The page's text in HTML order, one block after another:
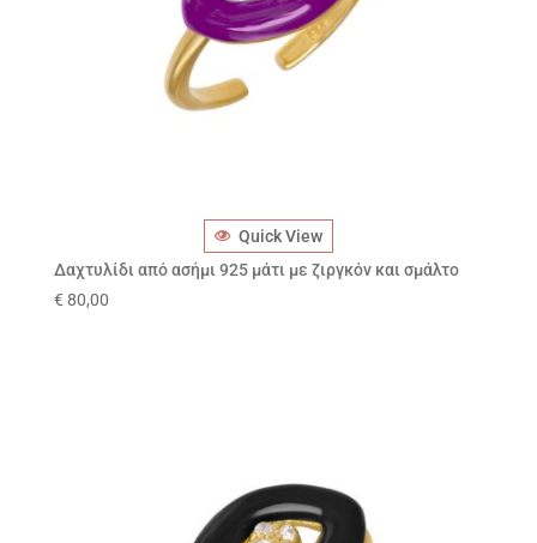
Quick View
Δαχτυλίδι από ασήμι 925 μάτι με ζιργκόν και σμάλτο
€ 80,00